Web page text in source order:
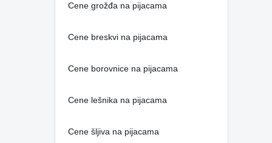
Cene grožđa na pijacama
Cene breskvi na pijacama
Cene borovnice na pijacama
Cene lešnika na pijacama
Cene šljiva na pijacama